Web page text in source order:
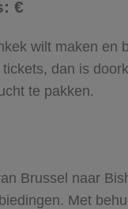
€
wilt maken
dan is
te pakken.
Brussel naar
Met